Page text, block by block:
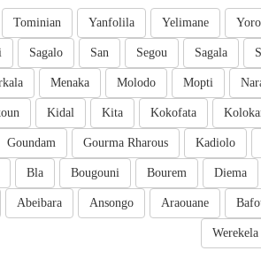
Yelimane
Yanfolila
Tominian
Sagala
Segou
San
Sagalo
Mopti
Molodo
Menaka
Kokofata
Kita
Kidal
Kadiolo
Gourma Rharous
Goundam
Diema
Bourem
Bougouni
Bla
Araouane
Ansongo
Abeibara
Werekela